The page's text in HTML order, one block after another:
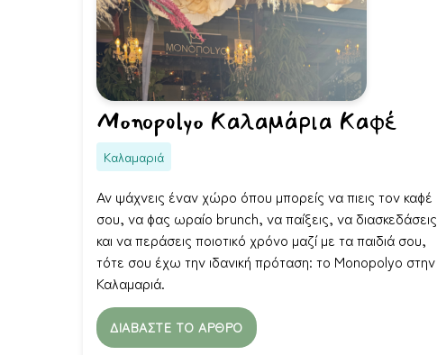
Monopolyo Καλαμάρια Καφέ
Καλαμαριά
Αν ψάχνεις έναν χώρο όπου μπορείς να πιεις τον καφέ
σου, να φας ωραίο brunch, να παίξεις, να διασκεδάσεις
και να περάσεις ποιοτικό χρόνο μαζί με τα παιδιά σου,
τότε σου έχω την ιδανική πρόταση: το Monopolyo στην
Καλαμαριά.
ΔΙΑΒΆΣΤΕ ΤΟ ΆΡΘΡΟ